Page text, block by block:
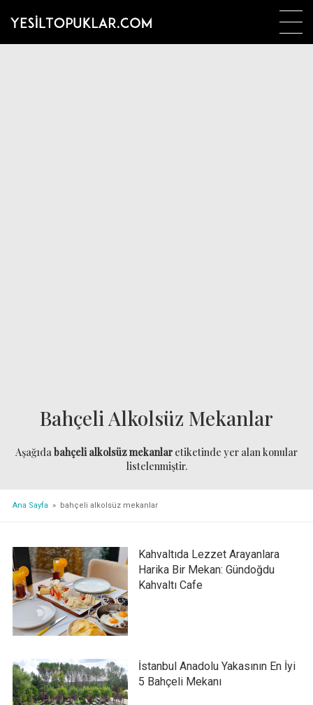
Bahçeli Alkolsüz Mekanlar
Aşağıdabahçeli alkolsüz mekanlar etiketinde yer alan konular
listelenmiştir.
Ana Sayfa » bahçeli alkolsüz mekanlar
Kahvaltıda Lezzet Arayanlara
Harika Bir Mekan: Gündoğdu
Kahvaltı Cafe
İstanbul Anadolu Yakasının En İyi
5 Bahçeli Mekanı